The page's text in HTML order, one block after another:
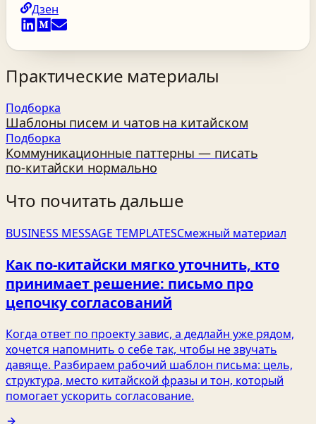
Дзен
Практические материалы
Подборка
Шаблоны писем и чатов на китайском
Подборка
Коммуникационные паттерны — писать
по‑китайски нормально
Что почитать дальше
BUSINESS MESSAGE TEMPLATESСмежный материал
Как по‑китайски мягко уточнить, кто
принимает решение: письмо про
цепочку согласований
Когда ответ по проекту завис, а дедлайн уже рядом,
хочется напомнить о себе так, чтобы не звучать
давяще. Разбираем рабочий шаблон письма: цель,
структура, место китайской фразы и тон, который
помогает ускорить согласование.